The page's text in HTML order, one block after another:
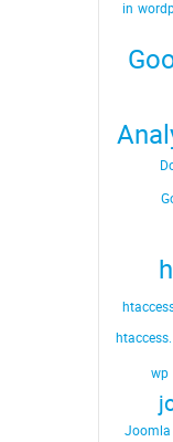
in
htaccess.
wp
Joomla